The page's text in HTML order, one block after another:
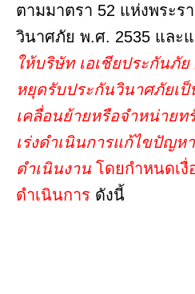
ตามมาตรา 52 แห่งพระ
วินาศภัย พ.ศ. 2535 และ
ให้บริษัท เอเชียประกันภั
หยุดรับประกันวินาศภัยเ
เคลื่อนย้ายหรือจำหน่าย
เร่งดำเนินการแก้ไขปัญห
ดำเนินงาน โดยกำหนดเ
ดำเนินการ ดังนี้